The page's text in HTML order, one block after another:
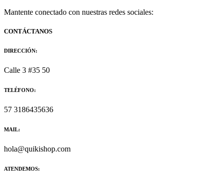
Mantente conectado con nuestras redes sociales:
CONTÁCTANOS
DIRECCIÓN:
Calle 3 #35 50
TELÉFONO:
57 3186435636
MAIL:
hola@quikishop.com
ATENDEMOS: